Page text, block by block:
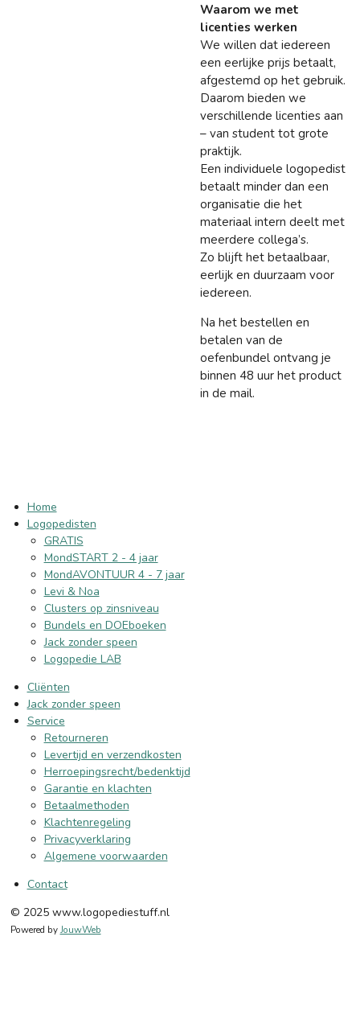
Waarom we met
licenties werken
We willen dat iedereen
een eerlijke prijs betaalt,
afgestemd op het gebruik.
Daarom bieden we
verschillende licenties aan
– van student tot grote
praktijk.
Een individuele logopedist
betaalt minder dan een
organisatie die het
materiaal intern deelt met
meerdere collega’s.
Zo blijft het betaalbaar,
eerlijk en duurzaam voor
iedereen.
Na het bestellen en
betalen van de
oefenbundel ontvang je
binnen 48 uur het product
in de mail.
Home
Logopedisten
GRATIS
MondSTART 2 - 4 jaar
MondAVONTUUR 4 - 7 jaar
Levi & Noa
Clusters op zinsniveau
Bundels en DOEboeken
Jack zonder speen
Logopedie LAB
Cliënten
Jack zonder speen
Service
Retourneren
Levertijd en verzendkosten
Herroepingsrecht/bedenktijd
Garantie en klachten
Betaalmethoden
Klachtenregeling
Privacyverklaring
Algemene voorwaarden
Contact
© 2025 www.logopediestuff.nl
Powered byJouwWeb